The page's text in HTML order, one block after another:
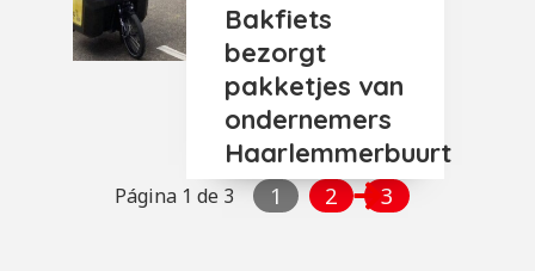
Bakfiets
bezorgt
pakketjes van
ondernemers
Haarlemmerbuurt
Página 1 de 3 1 2 3